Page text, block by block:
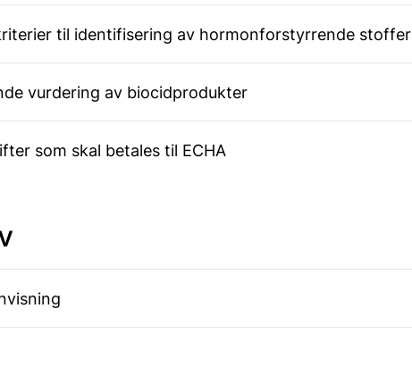
kriterier til identifisering av hormonforstyrrende stoffer
vurdering av biocidprodukter
som skal betales til ECHA